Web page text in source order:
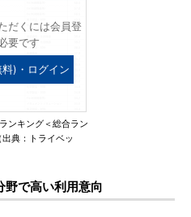
だくには会員登
要です
)・ログイン
ンキング＜総合ラン
典：トライベッ
野で高い利用意向